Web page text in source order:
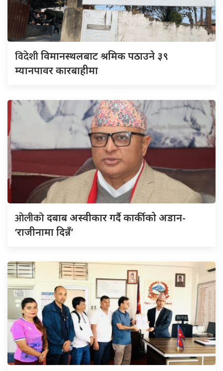
विदेशीविमानस्थलबाट श्रमिक पठाउने ३९
म्यानपावर कारबाहीमा
ओलीकोदबाब अस्वीकार गर्दै कार्कीको अडान-
‘राजीनामा दिन्नँ’